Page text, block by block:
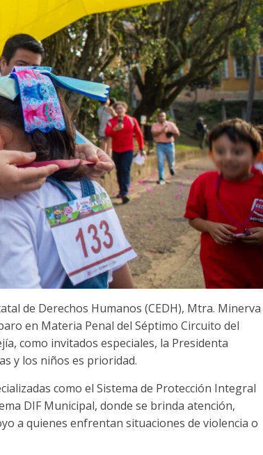
de Derechos Humanos (CEDH), Mtra. Minerva
en Materia Penal del Séptimo Circuito del
como invitados especiales, la Presidenta
y los niños es prioridad.
como el Sistema de Protección Integral
DIF Municipal, donde se brinda atención,
a quienes enfrentan situaciones de violencia o